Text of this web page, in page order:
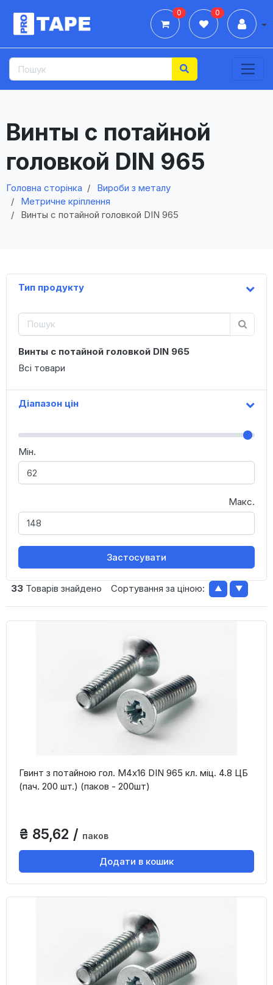
0 0
Винты с потайной
головкой DIN 965
Головна сторінка
Вироби з металу
Метричне кріплення
Винты с потайной головкой DIN 965
Тип продукту
Винты с потайной головкой DIN 965
Всі товари
Діапазон цін
Мін.
Макс.
Застосувати
33Товарів знайдено Сортування за ціною: ▲ ▼
Гвинт з потайною гол. М4х16 DIN 965 кл. міц. 4.8 ЦБ
(пач. 200 шт.) (паков - 200шт)
₴ 85,62 / паков
Додати в кошик